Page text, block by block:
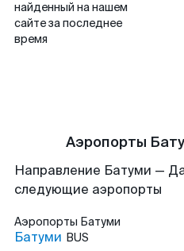
найденный на нашем
сайте за последнее
время
Аэропорты
Направление Батуми —
следующие аэропорты
Аэропорты Батуми
Батуми BUS